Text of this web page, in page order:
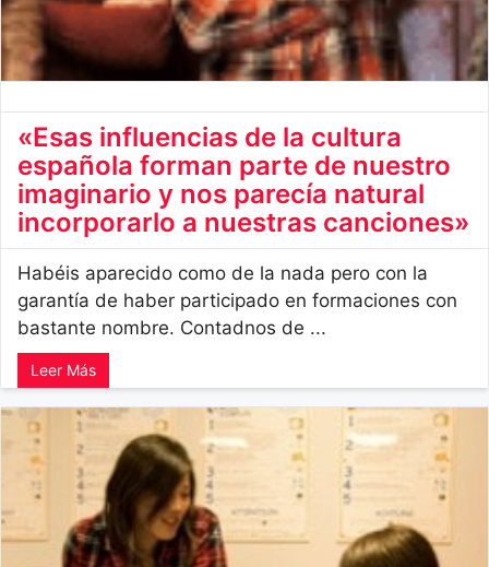
«Esas influencias de la cultura
española forman parte de nuestro
imaginario y nos parecía natural
incorporarlo a nuestras canciones»
Habéis aparecido como de la nada pero con la
garantía de haber participado en formaciones con
bastante nombre. Contadnos de ...
Leer Más